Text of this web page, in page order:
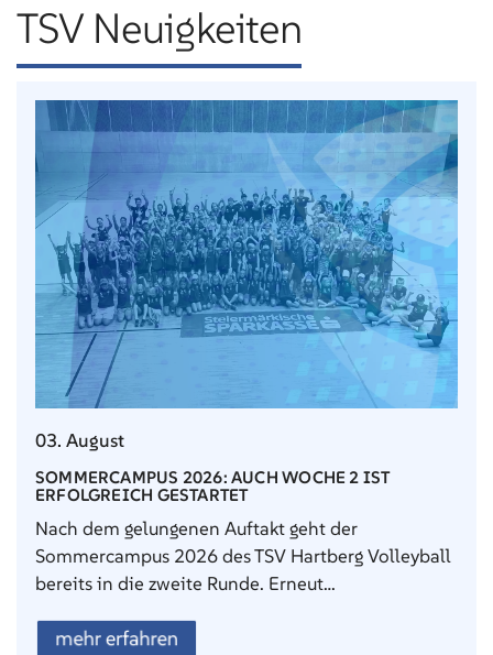
TSV Neuigkeiten
03. August
SOMMERCAMPUS 2026: AUCH WOCHE 2 IST
ERFOLGREICH GESTARTET
Nach dem gelungenen Auftakt geht der
Sommercampus 2026 des TSV Hartberg Volleyball
bereits in die zweite Runde. Erneut…
mehr erfahren